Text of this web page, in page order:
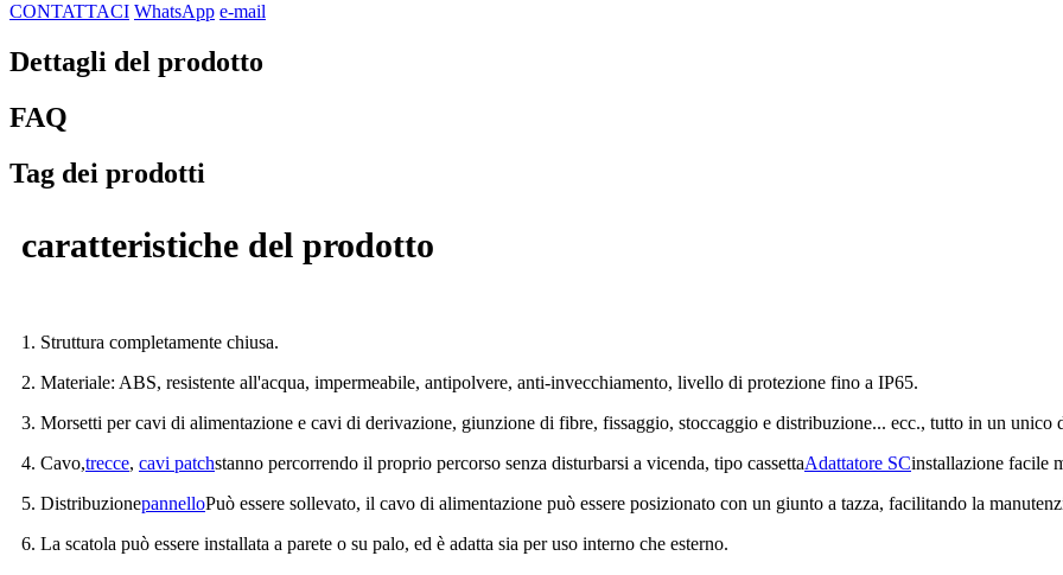
CONTATTACI WhatsApp e-mail
Dettagli del prodotto
FAQ
Tag dei prodotti
caratteristiche del prodotto
1. Struttura completamente chiusa.
2. Materiale: ABS, resistente all'acqua, impermeabile, antipolvere, anti-invecchiamento, livello di protezione fino a IP65.
3. Morsetti per cavi di alimentazione e cavi di derivazione, giunzione di fibre, fissaggio, stoccaggio e distribuzione... ecc., tutto in un unico
4. Cavo,trecce, cavi patchstanno percorrendo il proprio percorso senza disturbarsi a vicenda, tipo cassettaAdattatore SCinstallazione facile
5. DistribuzionepannelloPuò essere sollevato, il cavo di alimentazione può essere posizionato con un giunto a tazza, facilitando la
6. La scatola può essere installata a parete o su palo, ed è adatta sia per uso interno che esterno.